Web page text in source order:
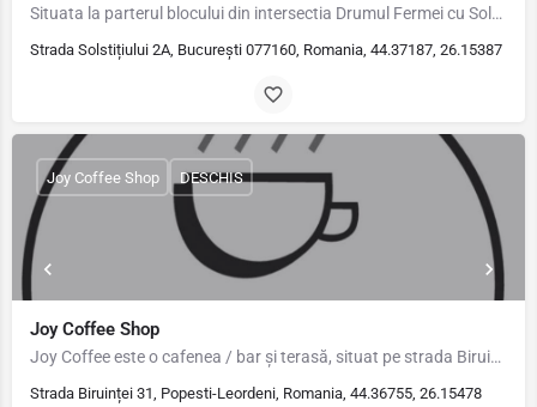
Situata la parterul blocului din intersectia Drumul Fermei cu Solstitiului, GetFit113 este o sala de fitness…
Strada Solstițiului 2A, București 077160, Romania, 44.37187, 26.15387
Joy Coffee Shop
Joy Coffee este o cafenea / bar și terasă, situat pe strada Biruintei la numărul 31 din Popesti-Leordeni Ilfov .
Strada Biruinței 31, Popesti-Leordeni, Romania, 44.36755, 26.15478
Joy Coffee Shop DESCHIS